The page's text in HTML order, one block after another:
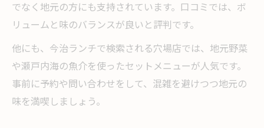
でなく地元の方にも支持されています。口コミでは、ボ
リュームと味のバランスが良いと評判です。
他にも、今治ランチで検索される穴場店では、地元野菜
や瀬戸内海の魚介を使ったセットメニューが人気です。
事前に予約や問い合わせをして、混雑を避けつつ地元の
味を満喫しましょう。